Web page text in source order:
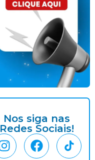
Nos siga nas
Redes Sociais!